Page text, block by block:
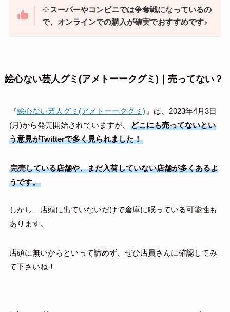
※ スーパーやコンビニでは争奪戦になっているの
で、オンラインでの購入が確実でおすすめです♪
絵心ない芸人グミ(アメトーークグミ)｜売ってない？
『絵心ない芸人グミ(アメトーークグミ) 』は、2023年4月3日
(月)から発売開始されていますが、
どこにも売ってないとい
う意見がTwitterで多く見られました！
完売している店舗や、まだ入荷していない店舗が多くあるよ
うです。
しかし、店頭に出ていないだけで倉庫に眠っている可能性も
あります。
店頭に無いからといって諦めず、ぜひ店員さんに確認してみ
て下さいね！